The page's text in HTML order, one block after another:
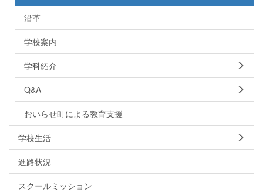
沿革
学校案内
学科紹介
Q&A
おいらせ町による教育支援
学校生活
進路状況
スクールミッション